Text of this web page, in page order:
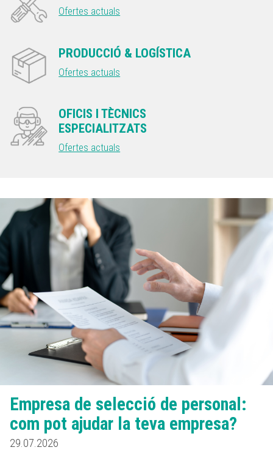
Ofertes actuals
PRODUCCIÓ & LOGÍSTICA
Ofertes actuals
OFICIS I TÈCNICS
ESPECIALITZATS
Ofertes actuals
Empresa de selecció de personal:
com pot ajudar la teva empresa?
29.07.2026